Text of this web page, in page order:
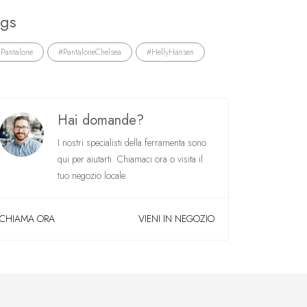
#PantaloneChelsea #HellyHansen
Hai domande?
I nostri specialisti della ferramenta sono
qui per aiutarti. Chiamaci ora o visita il
tuo negozio locale.
CHIAMA ORA VIENI IN NEGOZIO